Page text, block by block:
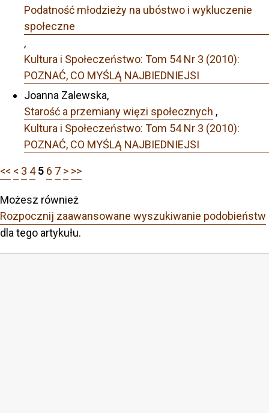
Podatność młodzieży na ubóstwo i wykluczenie
społeczne
,
Kultura i Społeczeństwo: Tom 54 Nr 3 (2010):
POZNAĆ, CO MYŚLĄ NAJBIEDNIEJSI
Joanna Zalewska,
Starość a przemiany więzi społecznych ,
Kultura i Społeczeństwo: Tom 54 Nr 3 (2010):
POZNAĆ, CO MYŚLĄ NAJBIEDNIEJSI
<< < 3 4 5 6 7 > >>
Możesz również
Rozpocznij zaawansowane wyszukiwanie podobieństw
dla tego artykułu.